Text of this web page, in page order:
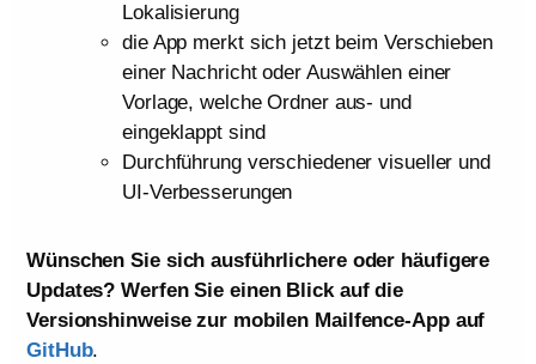
Lokalisierung
die App merkt sich jetzt beim Verschieben
einer Nachricht oder Auswählen einer
Vorlage, welche Ordner aus- und
eingeklappt sind
Durchführung verschiedener visueller und
UI-Verbesserungen
Wünschen Sie sich ausführlichere oder häufigere
Updates? Werfen Sie einen Blick auf die
Versionshinweise zur mobilen Mailfence-App auf
GitHub.